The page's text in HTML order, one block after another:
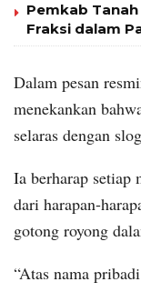
Pemkab
Fraksi dalam
Dalam pesan
menekankan
selaras dengan
Ia berharap setiap
dari harapan-
gotong royong
“Atas nama